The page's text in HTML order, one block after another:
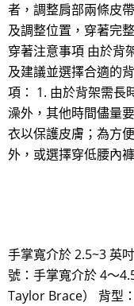
者，調整肩部兩條皮
及調整位置，穿著完
穿著注意事項 由於背
及建議並選擇合適的
項： 1. 由於背架需長
澡外，其他時間儘量
衣以保護皮膚；為方
外，或選擇穿低腰內
手掌寬介於 2.5~3 英
號：手掌寬介於 4～
Taylor Brace） 背型